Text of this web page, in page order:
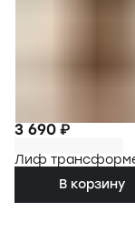
3 690 ₽
Лиф
В корзину